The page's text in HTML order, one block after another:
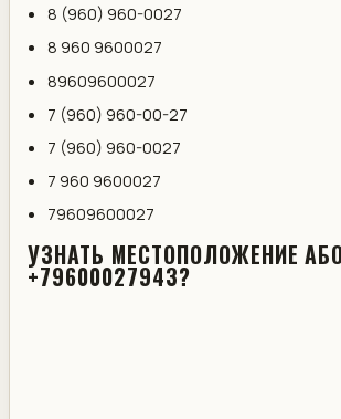
8 (960) 960-0027
8 960 9600027
89609600027
7 (960) 960-00-27
7 (960) 960-0027
7 960 9600027
79609600027
УЗНАТЬ МЕСТОПОЛОЖЕНИЕ
+79600027943?